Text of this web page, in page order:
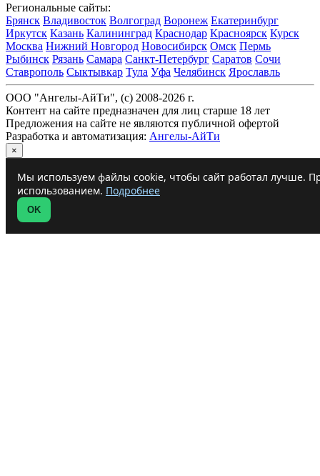
Региональные сайты:
Брянск Владивосток Волгоград Воронеж Екатеринбург
Иркутск Казань Калининград Краснодар Красноярск Курск
Москва Нижний Новгород Новосибирск Омск Пермь
Рыбинск Рязань Самара Санкт-Петербург Саратов Сочи
Ставрополь Сыктывкар Тула Уфа Челябинск Ярославль
ООО "Ангелы-АйТи", (c) 2008-2026 г.
Контент на сайте предназначен для лиц старше 18 лет
Предложения на сайте не являются публичной офертой
Разработка и автоматизация: Ангелы-АйТи
×
Мы используем файлы cookie, чтобы сайт работал лучше.
использованием. Подробнее
OK